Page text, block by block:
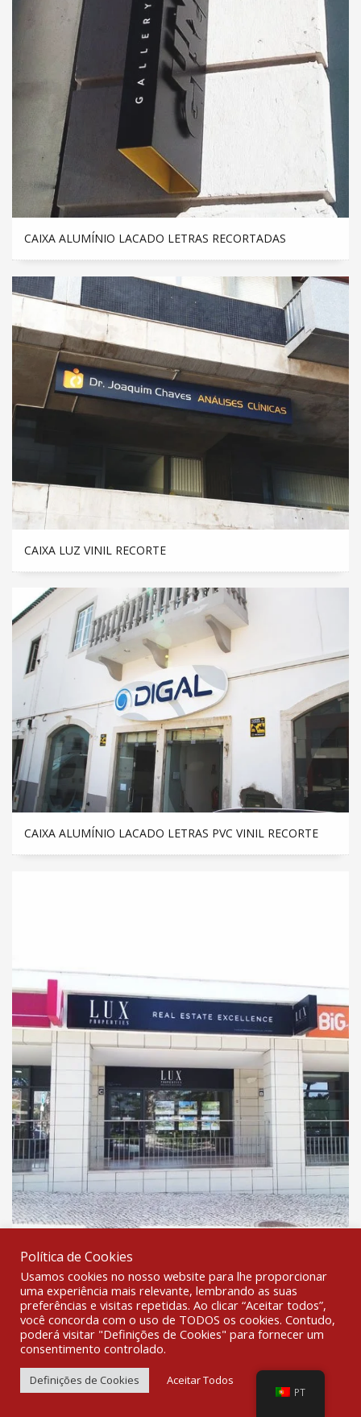
CAIXA ALUMÍNIO LACADO LETRAS RECORTADAS
CAIXA LUZ VINIL RECORTE
CAIXA ALUMÍNIO LACADO LETRAS PVC VINIL RECORTE
CAIXA ALUMÍNIO CASADO ACRÍLICO
Política de Cookies
Usamos cookies no nosso website para lhe proporcionar
uma experiência mais relevante, lembrando as suas
preferências e visitas repetidas. Ao clicar “Aceitar todos”,
você concorda com o uso de TODOS os cookies. Contudo,
poderá visitar "Definições de Cookies" para fornecer um
consentimento controlado.
Definições de Cookies Aceitar Todos
PT